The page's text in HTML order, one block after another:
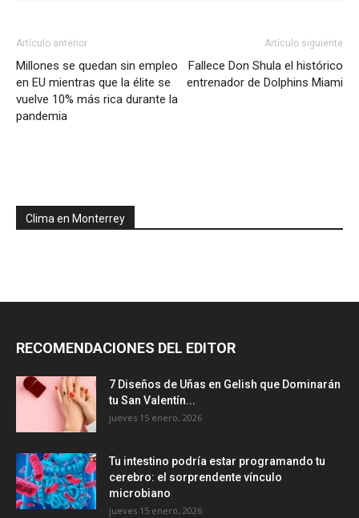
Artículo anterior
Millones se quedan sin empleo
en EU mientras que la élite se
vuelve 10% más rica durante la
pandemia
Artículo siguiente
Fallece Don Shula el histórico
entrenador de Dolphins Miami
Clima en Monterrey
RECOMENDACIONES DEL EDITOR
7 Diseños de Uñas en Gelish que Dominarán
tu San Valentín...
jueves 15 enero, 2026
Tu intestino podría estar programando tu
cerebro: el sorprendente vínculo
microbiano
jueves 15 enero, 2026